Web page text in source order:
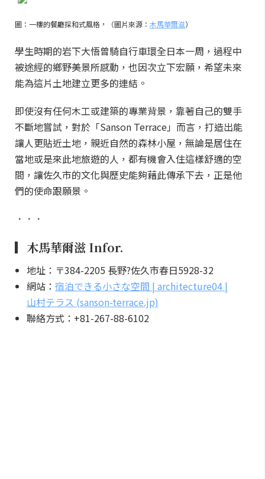
圖：一樓的餐廳採和式風格，（圖片來源： 木馬華爾滋）
學生時期的岩下大悟曾騎自行車環全日本一周，過程中
被途經的鄉野美景所感動，也因次立下宏願，希望未來
能為這片土地建立更多的連結。
即使沒有任何木工或建築的專業背景，靠著自己的雙手
不斷地嘗試，對於「Sanson Terrace」而言，打造出能
讓人更貼近土地，親近自然的森林小屋，無論是居住在
當地或是來此地旅遊的人，都有機會入住這樣舒適的空
間，讓佐久市的文化與歷史能夠藉此傳承下去，正是他
們的使命跟願景。
．．．
▎木馬華爾滋 Infor.
地址：〒384-2205 長野?佐久市春日5928-32
網站： 宿泊できる小さな空間 | architecture04 |
山村テラス (sanson-terrace.jp)
聯絡方式：+81-267-88-6102